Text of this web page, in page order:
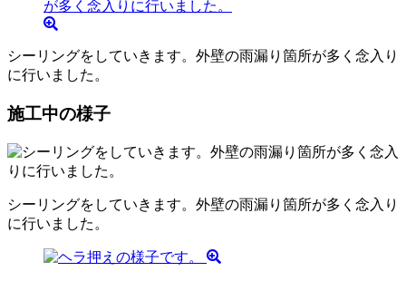
シーリングをしていきます。外壁の雨漏り箇所が多く念入り
に行いました。
施工中の様子
シーリングをしていきます。外壁の雨漏り箇所が多く念入り
に行いました。